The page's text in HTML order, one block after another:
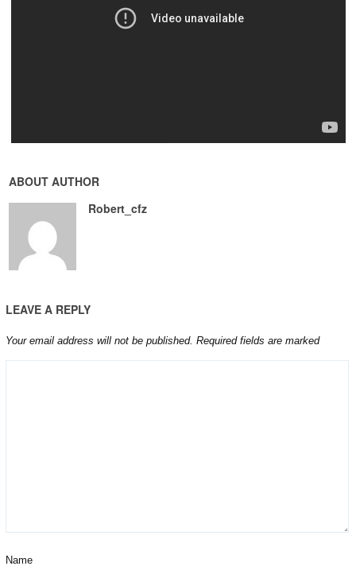
ABOUT AUTHOR
Robert_cfz
LEAVE A REPLY
Your email address will not be published. Required fields are marked
Name